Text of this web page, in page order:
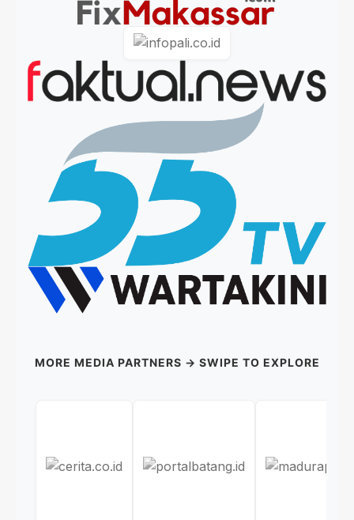
MORE MEDIA PARTNERS → SWIPE TO EXPLORE